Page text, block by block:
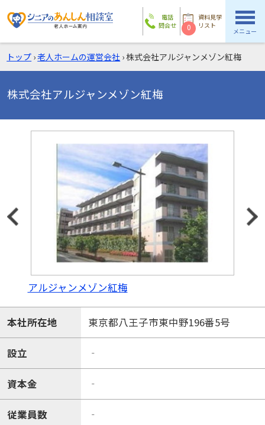
電話
問合せ
資料見学
リスト
0 メニュー
トップ ›老人ホームの運営会社 ›株式会社アルジャンメゾン紅梅
株式会社アルジャンメゾン紅梅
アルジャンメゾン紅梅
本社所在地 東京都八王子市東中野196番5号
設立 ‐
資本金 ‐
従業員数 ‐